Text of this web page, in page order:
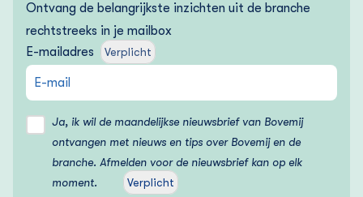
Ontvang de belangrijkste inzichten uit de branche
rechtstreeks in je mailbox
E-mailadres
Verplicht
Ja, ik wil de maandelijkse nieuwsbrief van Bovemij
ontvangen met nieuws en tips over Bovemij en de
branche. Afmelden voor de nieuwsbrief kan op elk
moment.
Verplicht